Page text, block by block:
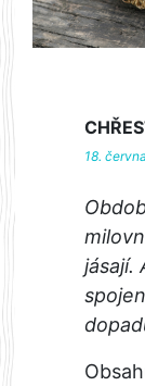
18.
jásají.